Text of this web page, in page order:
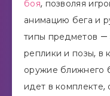
боя, позволяя
анимацию бега и
типы предметов —
реплики и позы, в
оружие ближнего
идет в комплекте,